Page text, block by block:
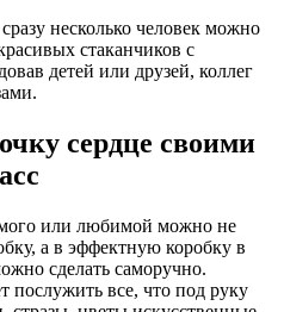
несколько человек можно
стаканчиков с
детей или друзей, коллег
сердце своими
или любимой можно не
а в эффектную коробку в
сделать саморучно.
все, что под руку